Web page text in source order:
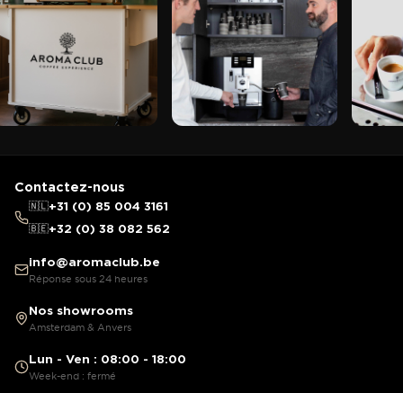
Contactez-nous
🇳🇱+31 (0) 85 004 3161
🇧🇪+32 (0) 38 082 562
info@aromaclub.be
Réponse sous 24 heures
Nos showrooms
Amsterdam & Anvers
Lun - Ven : 08:00 - 18:00
Week-end : fermé